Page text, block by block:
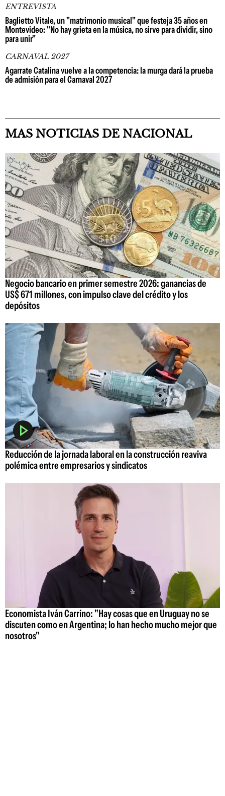
ENTREVISTA
Baglietto Vitale, un "matrimonio musical" que festeja 35 años en
Montevideo: "No hay grieta en la música, no sirve para dividir, sino
para unir"
CARNAVAL 2027
Agarrate Catalina vuelve a la competencia: la murga dará la prueba
de admisión para el Carnaval 2027
MAS NOTICIAS DE NACIONAL
Negocio bancario en primer semestre 2026: ganancias de
US$ 671 millones, con impulso clave del crédito y los
depósitos
Reducción de la jornada laboral en la construcción reaviva
polémica entre empresarios y sindicatos
Economista Iván Carrino: "Hay cosas que en Uruguay no se
discuten como en Argentina; lo han hecho mucho mejor que
nosotros"